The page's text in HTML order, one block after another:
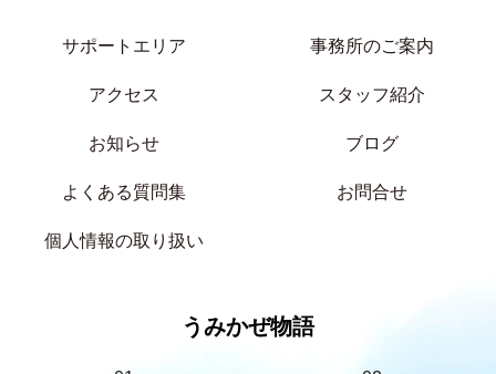
サポートエリア 事務所のご案内
アクセス スタッフ紹介
お知らせ ブログ
よくある質問集 お問合せ
個人情報の取り扱い
うみかぜ物語